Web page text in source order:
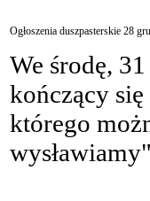
Ogłoszenia duszpasterskie 28
We środę,
kończący
którego